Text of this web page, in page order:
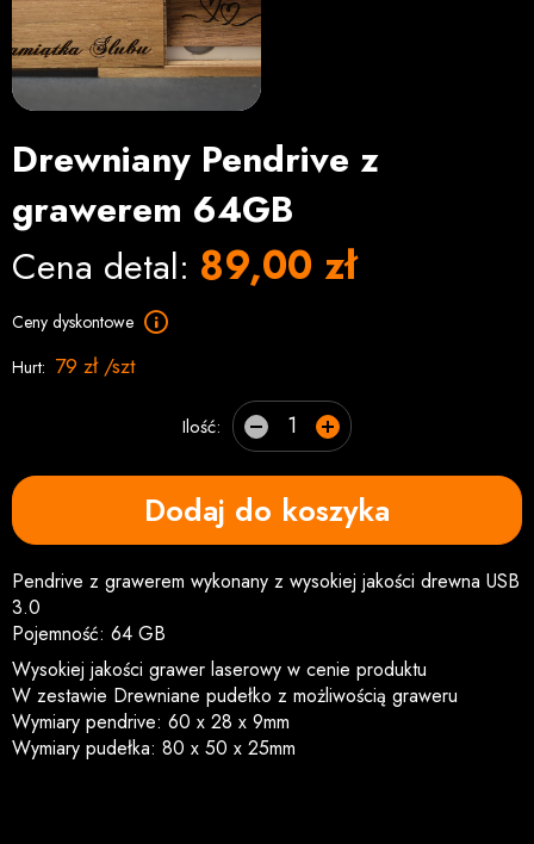
Drewniany Pendrive z
grawerem 64GB
Cena detal: 89,00 zł
Ceny dyskontowe
Hurt: 79 zł /szt
Ilość:
Dodaj do koszyka
Pendrive z grawerem wykonany z wysokiej jakości drewna USB
3.0
Pojemność: 64 GB
Wysokiej jakości grawer laserowy w cenie produktu
W zestawie Drewniane pudełko z możliwością graweru
Wymiary pendrive: 60 x 28 x 9mm
Wymiary pudełka: 80 x 50 x 25mm